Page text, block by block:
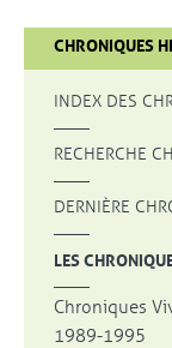
CHRONIQUES
INDEX DES
RECHERCHE
DERNIÈRE
LES
Chroniques
1989-1995